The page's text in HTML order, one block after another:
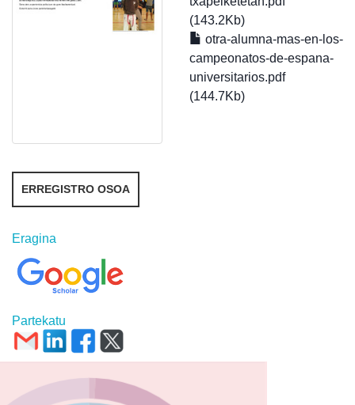
(143.2Kb)
otra-alumna-mas-en-los-
campeonatos-de-espana-
universitarios.pdf
(144.7Kb)
ERREGISTRO OSOA
Eragina
Partekatu